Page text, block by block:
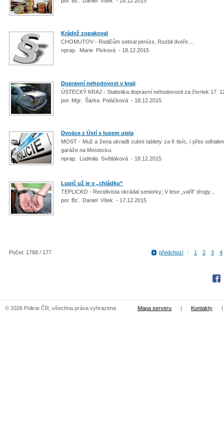
Krádež zopakoval
CHOMUTOV - Rodičům sebral peníze, Rozbil dveře....
nprap. Marie Pivková - 18.12.2015
Dopravní nehodovost v kraji
ÚSTECKÝ KRAJ - Statistika dopravní nehodovosti za čtvrtek 17.
por. Mgr. Šárka Poláčková - 18.12.2015
Dvojice z Ústí s lupem ujela
MOST - Muž a žena ukradli zubní tablety za 6 tisíc, i přes
garáže na Mostecku.
nprap. Ludmila Světláková - 18.12.2015
Lupič už je v „chládku“
TEPLICKO - Recidivista okrádal seniorky; V lese „vařil“ drogy...
por. Bc. Daniel Vítek - 17.12.2015
Počet: 1768 / 177 předchozí | 1 2 3 4
© 2026 Policie ČR, všechna práva vyhrazena Mapa serveru | Kontakty |